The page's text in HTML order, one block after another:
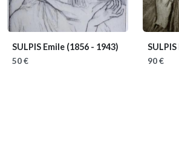
SULPIS Emile (1856 - 1943)
50 € 90 €